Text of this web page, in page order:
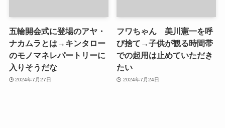
五輪開会式に登場のアヤ・
ナカムラとは→キンタロー
のモノマネレパートリーに
入りそうだな
2024年7月27日
フワちゃん 美川憲一を呼
び捨て→子供が観る時間帯
での起用は止めていただき
たい
2024年7月24日